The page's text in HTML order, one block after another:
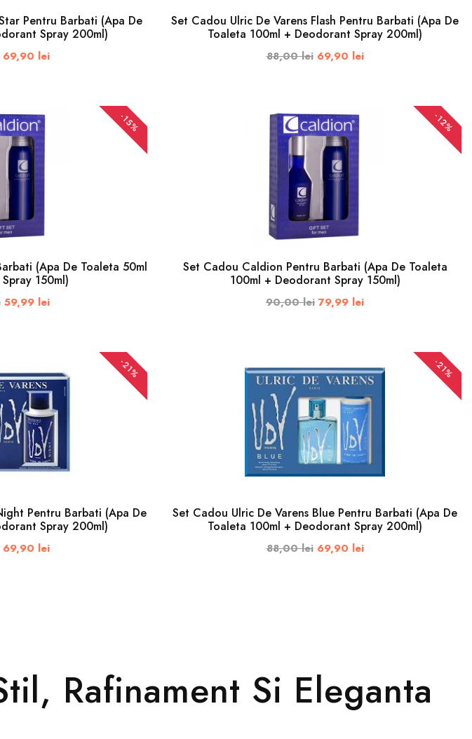
Pentru Barbati (Apa De
Spray 200ml)
69,90 lei
IN COS
Set Cadou Ulric De Varens Flash Pentru Barbati (Apa De
Toaleta 100ml + Deodorant Spray 200ml)
88,00 lei 69,90 lei
-15%
(Apa De Toaleta 50ml
150ml)
59,99 lei
-12%
Set Cadou Caldion Pentru Barbati (Apa De Toaleta
100ml + Deodorant Spray 150ml)
90,00 lei 79,99 lei
-21%
Pentru Barbati (Apa De
Spray 200ml)
69,90 lei
-21%
Set Cadou Ulric De Varens Blue Pentru Barbati (Apa De
Toaleta 100ml + Deodorant Spray 200ml)
88,00 lei 69,90 lei
Rafinament Si Eleganta